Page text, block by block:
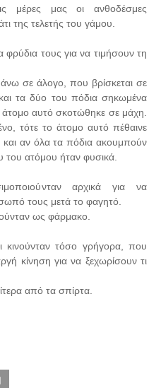
μέρες μας οι ανθοδέσμες
της τελετής του γάμου.
φρύδια τους για να τιμήσουν τη
σε άλογο, που βρίσκεται σε
τα δύο του πόδια σηκωμένα
άτομο αυτό σκοτώθηκε σε μάχη.
τότε το άτομο αυτό πέθαινε
αν όλα τα πόδια ακουμπούν
του ατόμου ήταν φυσικά.
αρχικά για να
τους μετά το φαγητό.
ως φάρμακο.
τόσο γρήγορα, που
κίνηση για να ξεχωρίσουν τι
από τα σπίρτα.